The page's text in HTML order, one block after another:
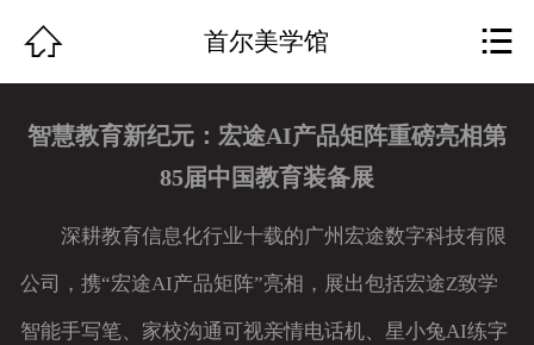
关于我们
作品展示
公司动态
行业资讯
 首尔美学馆 
智慧教育新纪元：宏途AI产品矩阵重磅亮相第
85届中国教育装备展
深耕教育信息化行业十载的广州宏途数字科技有限
公司，携“宏途AI产品矩阵”亮相，展出包括宏途Z致学
智能手写笔、家校沟通可视亲情电话机、星小兔AI练字